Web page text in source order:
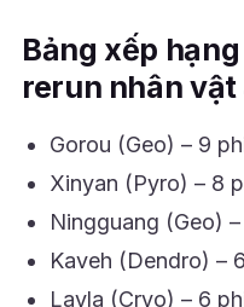
Bảng xếp
rerun nhân vật
Gorou (Geo) – 9
Xinyan (Pyro) – 8
Ningguang (Geo)
Kaveh (Dendro) –
Layla (Cryo) – 6